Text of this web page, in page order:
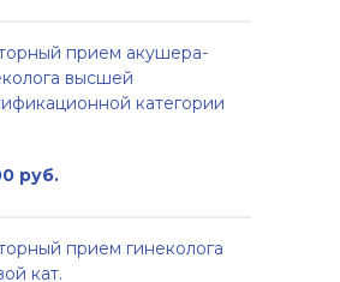
руб.
прием акушера-
высшей
категории
прием гинеколога
кат.